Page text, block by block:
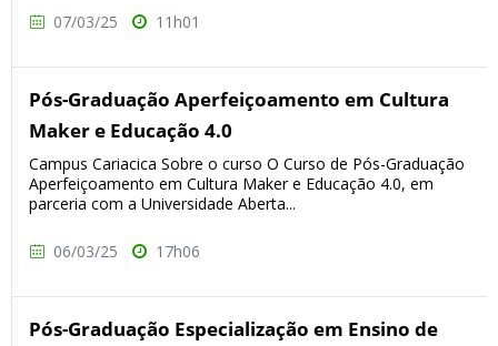
07/03/25 11h01
Pós-Graduação Aperfeiçoamento em Cultura
Maker e Educação 4.0
Campus Cariacica Sobre o curso O Curso de Pós-Graduação
Aperfeiçoamento em Cultura Maker e Educação 4.0, em
parceria com a Universidade Aberta...
06/03/25 17h06
Pós-Graduação Especialização em Ensino de